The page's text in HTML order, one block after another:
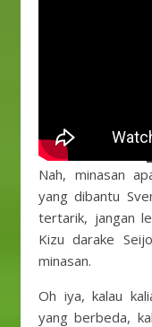
Nah, minasan
yang dibantu
tertarik, jangan
Kizu darake
minasan.
Oh iya, kalau
yang berbeda,